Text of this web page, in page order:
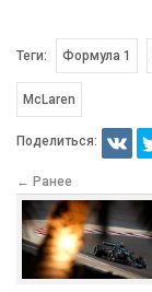
Теги: Формула 1
McLaren
Поделиться:
← Ранее